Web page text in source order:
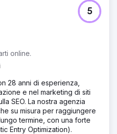
online.
5
28 anni di esperienza,
e nel marketing di siti
SEO. La nostra agenzia
su misura per raggiungere
termine, con una forte
Entry Optimization).